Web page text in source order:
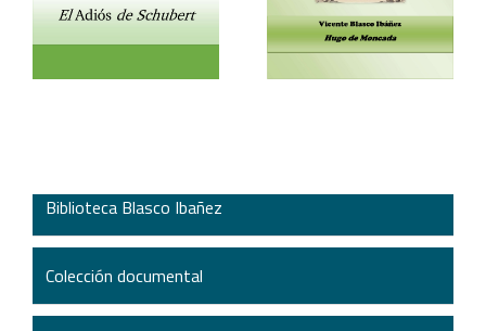
Biblioteca Blasco Ibañez
Colección documental